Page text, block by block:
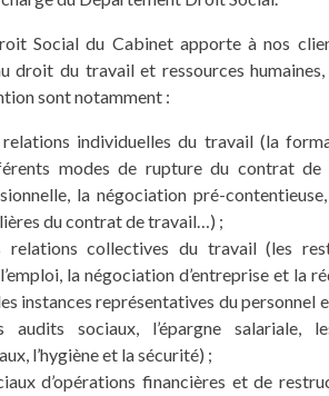
Social du Cabinet apporte à nos
droit du travail et ressources
sont notamment :
individuelles du travail (la
modes de rupture du contrat de
la négociation pré-
du contrat de travail…) ;
relations collectives du travail (les
la négociation d’entreprise et la
instances représentatives du personnel
sociaux, l’épargne salariale,
l’hygiène et la sécurité) ;
d’opérations financières et de